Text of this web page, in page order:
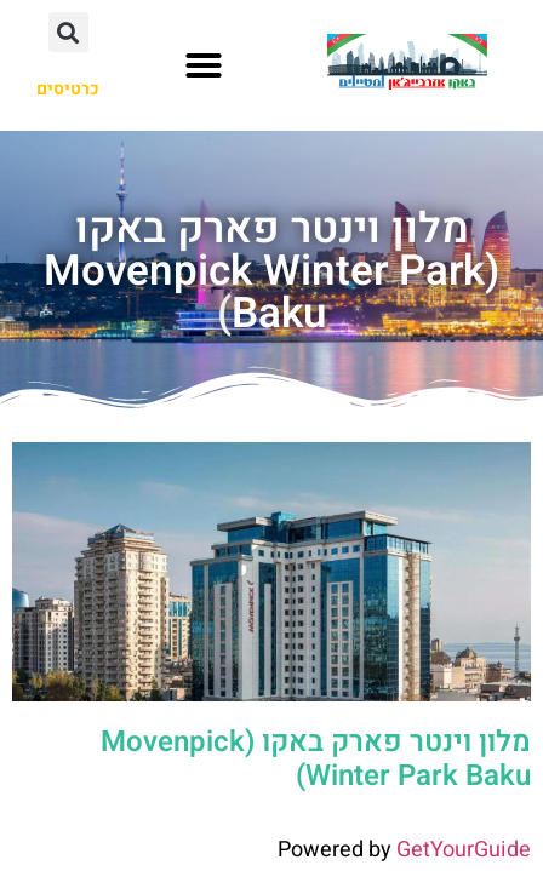
כרטיסים
מלון וינטר פארק באקו
(Movenpick Winter Park
Baku)
מלון וינטר פארק באקו (Movenpick
Winter Park Baku)
Powered byGetYourGuide